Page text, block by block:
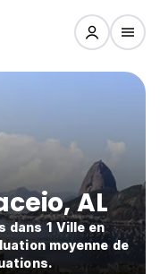
AL
dans 1 Ville en
moyenne de